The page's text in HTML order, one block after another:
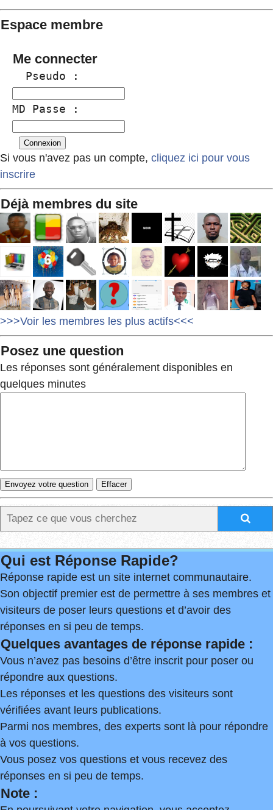
Espace membre
Me connecter
  Pseudo :
MD Passe :
Si vous n'avez pas un compte, cliquez ici pour vous
inscrire
Déjà membres du site
>>>Voir les membres les plus actifs<<<
Posez une question
Les réponses sont généralement disponibles en
quelques minutes
Qui est Réponse Rapide?
Réponse rapide est un site internet communautaire.
Son objectif premier est de permettre à ses membres et
visiteurs de poser leurs questions et d’avoir des
réponses en si peu de temps.
Quelques avantages de réponse rapide :
Vous n’avez pas besoins d’être inscrit pour poser ou
répondre aux questions.
Les réponses et les questions des visiteurs sont
vérifiées avant leurs publications.
Parmi nos membres, des experts sont là pour répondre
à vos questions.
Vous posez vos questions et vous recevez des
réponses en si peu de temps.
Note :